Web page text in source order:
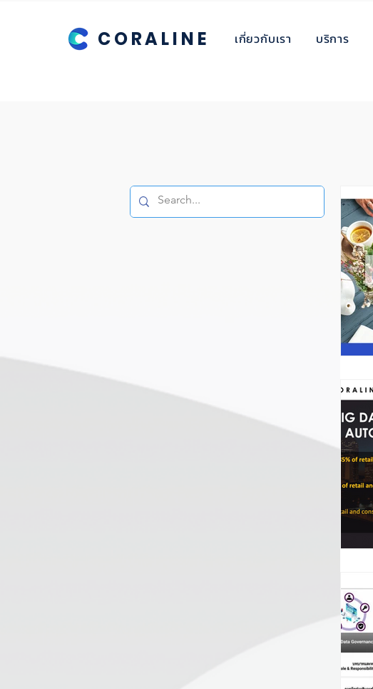
CORALINE เกี่ยวกับเรา บริการ